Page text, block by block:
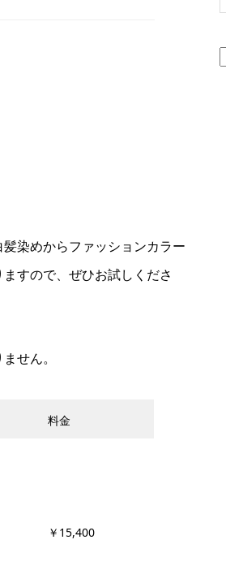
染めからファッションカラー
すので、ぜひお試しくださ
せん。
料金
￥15,400